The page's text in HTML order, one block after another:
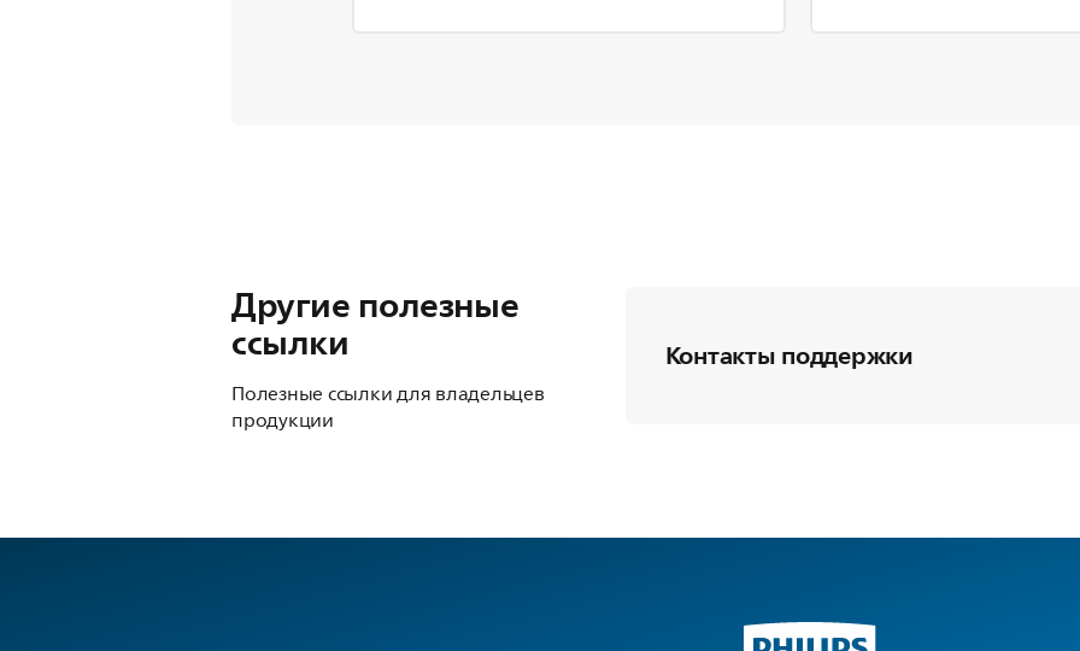
Другие полезные
ссылки
Полезные ссылки для владельцев
продукции
Контакты поддержки